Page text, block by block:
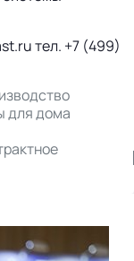
тел. +7 (499)
для дома